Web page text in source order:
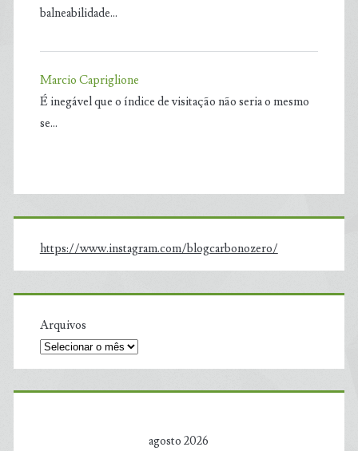
balneabilidade…
Marcio Capriglione
É inegável que o índice de visitação não seria o mesmo
se…
https://www.instagram.com/blogcarbonozero/
Arquivos
agosto 2026